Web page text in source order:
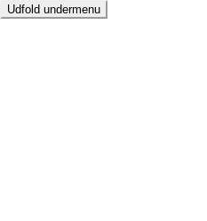
Udfold undermenu